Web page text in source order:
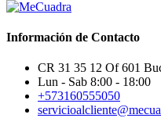
Información de Contacto
CR 31 35 12 Of 601
Lun - Sab 8:00 - 18:00
+573160555050